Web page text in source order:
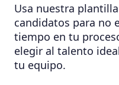
Usa nuestra
candidatos para no
tiempo en tu
elegir al talento
tu equipo.